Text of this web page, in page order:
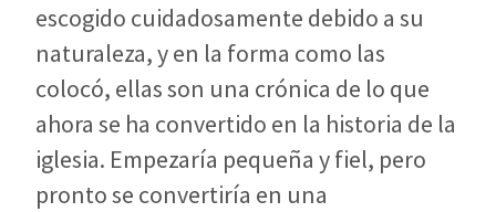
escogido cuidadosamente debido a su
naturaleza, y en la forma como las
colocó, ellas son una crónica de lo que
ahora se ha convertido en la historia de la
iglesia. Empezaría pequeña y fiel, pero
pronto se convertiría en una